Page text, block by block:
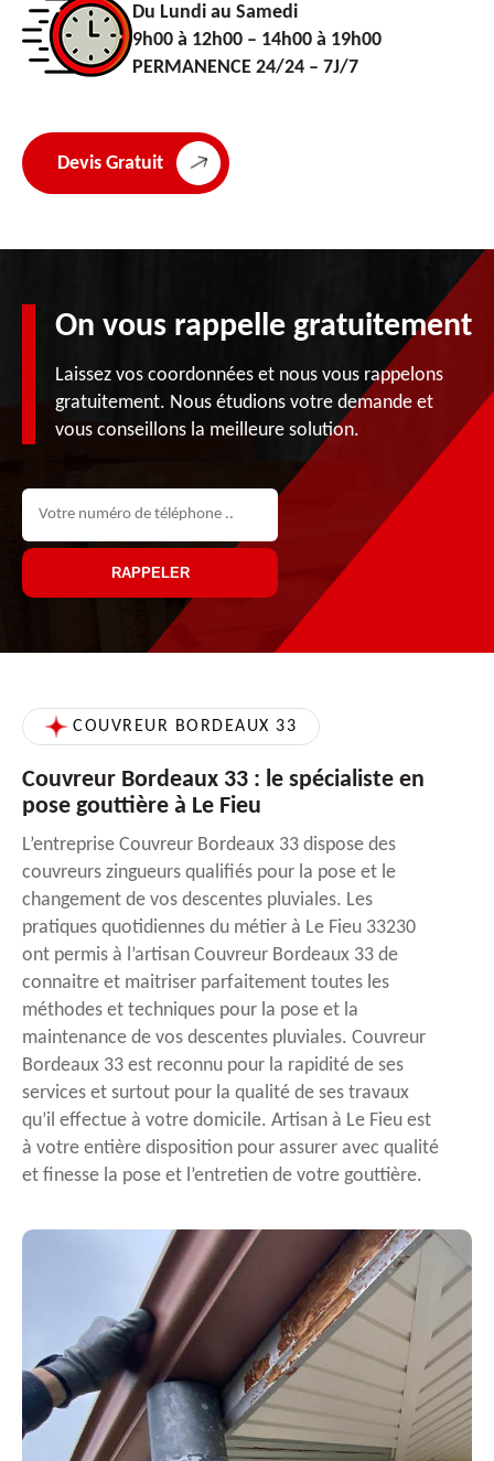
Du Lundi au Samedi
9h00 à 12h00 – 14h00 à 19h00
PERMANENCE 24/24 – 7J/7
Devis Gratuit
On vous rappelle gratuitement
Laissez vos coordonnées et nous vous rappelons
gratuitement. Nous étudions votre demande et
vous conseillons la meilleure solution.
COUVREUR BORDEAUX 33
Couvreur Bordeaux 33 : le spécialiste en
pose gouttière à Le Fieu
L’entreprise Couvreur Bordeaux 33 dispose des
couvreurs zingueurs qualifiés pour la pose et le
changement de vos descentes pluviales. Les
pratiques quotidiennes du métier à Le Fieu 33230
ont permis à l’artisan Couvreur Bordeaux 33 de
connaitre et maitriser parfaitement toutes les
méthodes et techniques pour la pose et la
maintenance de vos descentes pluviales. Couvreur
Bordeaux 33 est reconnu pour la rapidité de ses
services et surtout pour la qualité de ses travaux
qu’il effectue à votre domicile. Artisan à Le Fieu est
à votre entière disposition pour assurer avec qualité
et finesse la pose et l’entretien de votre gouttière.